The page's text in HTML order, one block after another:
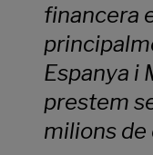
financera
Espanya i
prestem
milions de